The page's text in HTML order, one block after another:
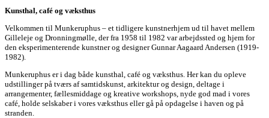
Kunsthal, café og væksthus
Velkommen til Munkeruphus – et tidligere kunstnerhjem ud til havet mellem
Gilleleje og Dronningmølle, der fra 1958 til 1982 var arbejdssted og hjem for
den eksperimenterende kunstner og designer Gunnar Aagaard Andersen (1919-
1982).
Munkeruphus er i dag både kunsthal, café og væksthus. Her kan du opleve
udstillinger på tværs af samtidskunst, arkitektur og design, deltage i
arrangementer, fællesmiddage og kreative workshops, nyde god mad i vores
café, holde selskaber i vores væksthus eller gå på opdagelse i haven og på
stranden.